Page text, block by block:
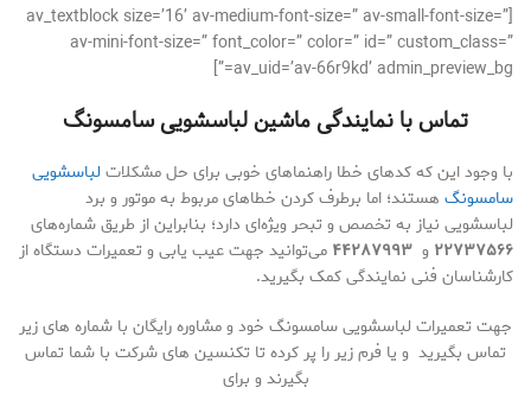
[av_textblock size=’16’ av-medium-font-size=” av-small-font-size=”
av-mini-font-size=” font_color=” color=” id=” custom_class=”
av_uid=’av-66r9kd’ admin_preview_bg=”]
تماس با نمایندگیماشین لباسشویی سامسونگ
با وجود این که کدهای خطا راهنماهای خوبی برای حل مشکلاتلباسشویی
سامسونگ هستند؛ اما برطرف کردن خطاهای مربوط به موتور و برد
لباسشویی نیاز به تخصص و تبحر ویژه‌ای دارد؛ بنابراین از طریق شماره‌های
۲۲۷۳۷۵۶۶ و ۴۴۲۸۷۹۹۳ می‌توانید جهت عیب یابی و تعمیرات دستگاه از
کارشناسان فنی نمایندگی کمک بگیرید.
جهت تعمیرات لباسشویی سامسونگ خود و مشاوره رایگان با شماره های زیر
تماس بگیرید و یا فرم زیر را پر کرده تا تکنسین های شرکت با شما تماس
بگیرند و برای